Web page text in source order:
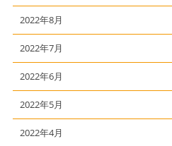
2022年8月
2022年7月
2022年6月
2022年5月
2022年4月